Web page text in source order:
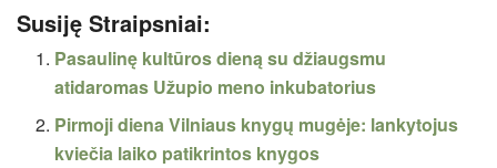
Susiję Straipsniai:
Pasaulinę kultūros dieną su džiaugsmu
atidaromas Užupio meno inkubatorius
Pirmoji diena Vilniaus knygų mugėje: lankytojus
kviečia laiko patikrintos knygos